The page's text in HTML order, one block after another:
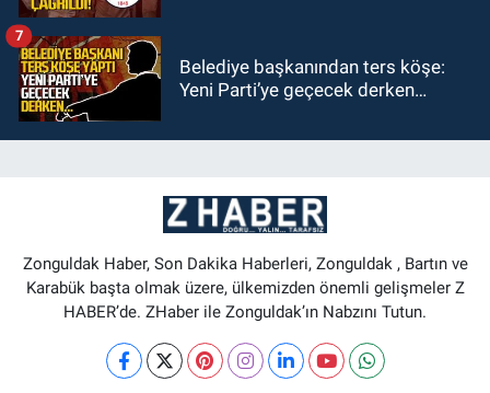
Belediye başkanından ters köşe:
Yeni Parti’ye geçecek derken…
7
Zonguldak Haber, Son Dakika Haberleri, Zonguldak , Bartın ve
Karabük başta olmak üzere, ülkemizden önemli gelişmeler Z
HABER’de. ZHaber ile Zonguldak’ın Nabzını Tutun.